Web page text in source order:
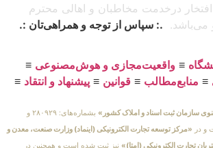
افتخار درخدمت مخاطبان و اهالی محترم
می‌باشد. .: سپاس از توجه و همراهی‌تان :.
≡ واقعیت‌مجازی و هوش‌مصنوعی ≡
≡ منابع‌مطالب ≡ قوانین ≡ پیشنهاد و انتقاد ≡
سازمان ثبت اسناد و املاک کشور»
بشماره‌های: ۲۸۰۹۲۹ و
«مرکز توسعه تجارت الکترونیکی (اینماد) وزارت صنعت، معدن و
تجارت الکترونیکی (اِمتا)» نیز ثبت شده است و همچنین در